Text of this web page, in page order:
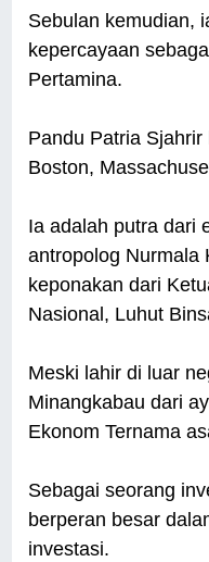
Sebulan kemudian,
kepercayaan
Pertamina.
Pandu Patria
Boston,
Ia adalah putra dari
antropolog Nurmala
keponakan dari
Nasional, Luhut
Meski lahir di luar
Minangkabau dari
Ekonom Ternama
Sebagai seorang
berperan besar
investasi.